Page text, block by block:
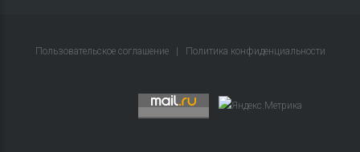
Пользовательское соглашение Политика конфиденциальности